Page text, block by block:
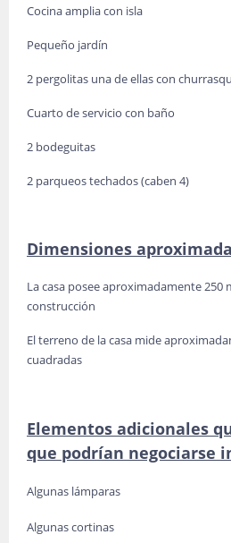
Cocina amplia con isla
Pequeño jardín
2 pergolitas una de ellas con
Cuarto de servicio con baño
2 bodeguitas
2 parqueos techados (caben 4)
Dimensiones
La casa posee aproximadamente 250
construcción
El terreno de la casa mide
cuadradas
Elementos adicionales
que podrían negociarse
Algunas lámparas
Algunas cortinas